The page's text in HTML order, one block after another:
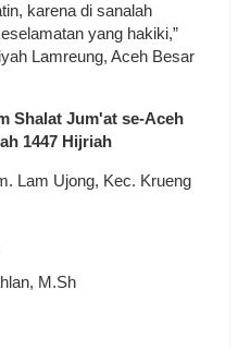
karena di sanalah
yang hakiki,”
Lamreung, Aceh Besar
Shalat Jum'at se-Aceh
1447 Hijriah
Lam Ujong, Kec. Krueng
M.Sh